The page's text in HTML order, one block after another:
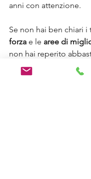
anni con attenzione.
Se non hai ben chiari i
forza e le aree di
non hai reperito
informazioni su come
professionale come il